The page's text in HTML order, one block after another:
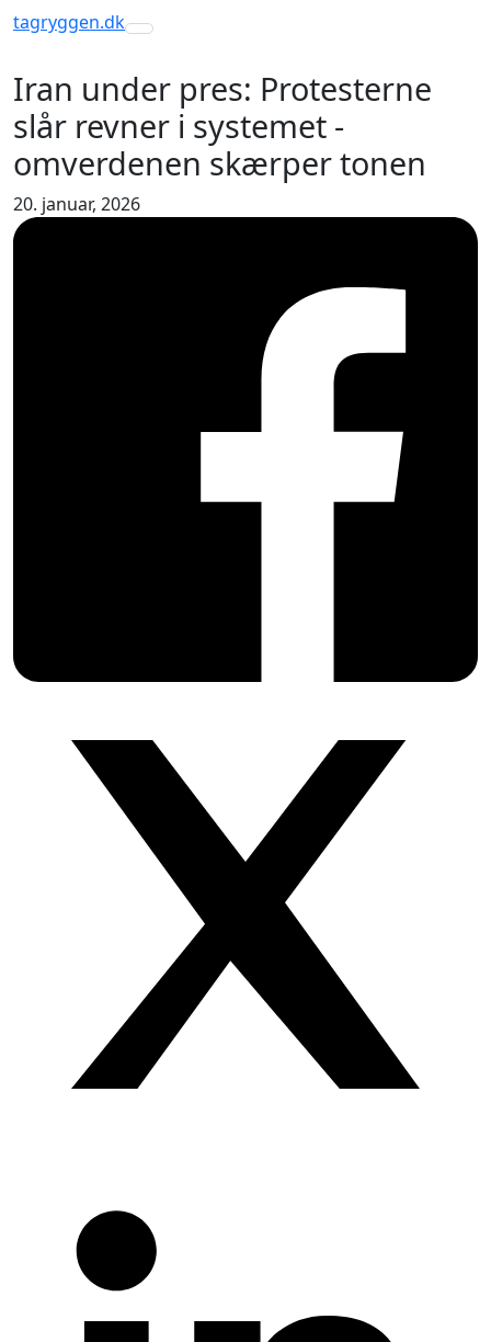
tagryggen.dk
Toggle navigation
Iran under pres: Protesterne
slår revner i systemet -
omverdenen skærper tonen
20. januar, 2026